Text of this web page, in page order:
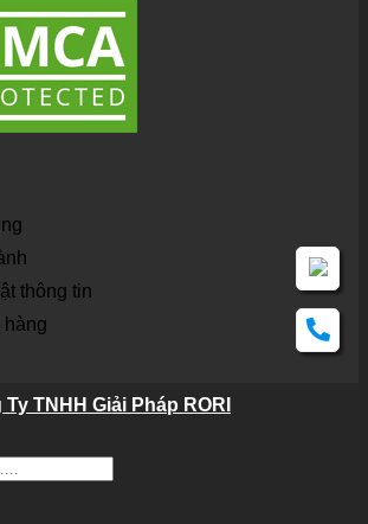
thông tin
hàng
TNHH Giải Pháp RORI